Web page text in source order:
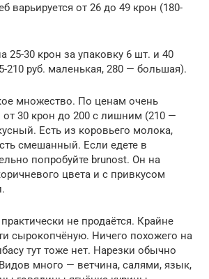
варьируется от 26 до 49 крон (180-
25-30 крон за упаковку 6 шт. и 40
210 руб. маленькая, 280 — большая).
множество. По ценам очень
30 крон до 200 с лишним (210 —
Есть из коровьего молока,
смешанный. Если едете в
попробуйте brunost. Он на
цвета и с привкусом
не продаётся. Крайне
сырокопчёную. Ничего похожего на
тут тоже нет. Нарезки обычно
много — ветчина, салями, язык,